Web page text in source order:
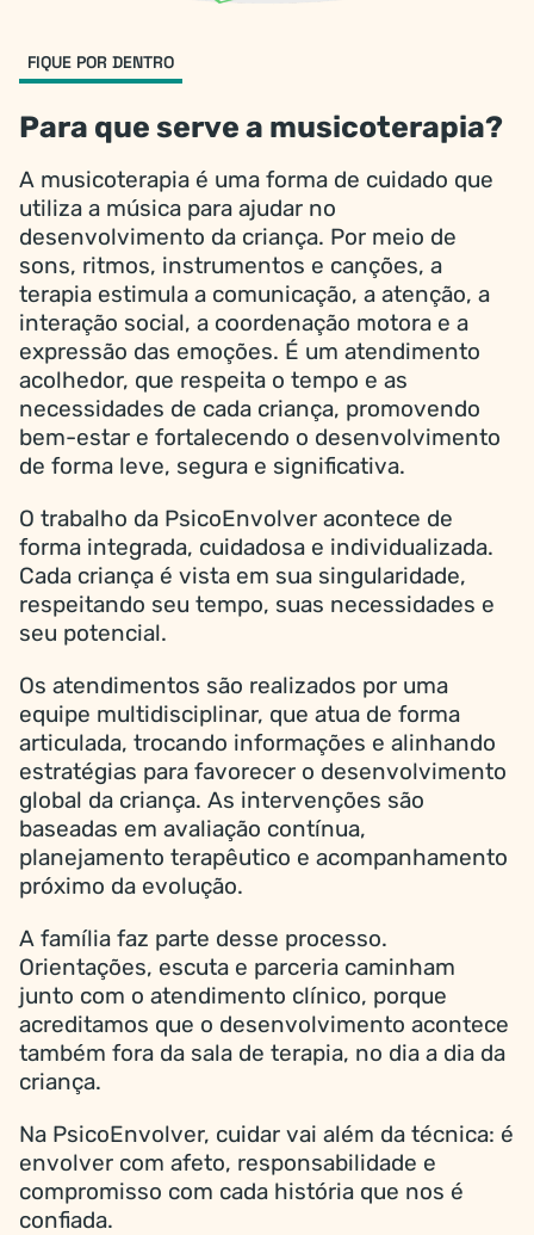
FIQUE POR DENTRO
Para que serve a musicoterapia?
A musicoterapia é uma forma de cuidado que
utiliza a música para ajudar no
desenvolvimento da criança. Por meio de
sons, ritmos, instrumentos e canções, a
terapia estimula a comunicação, a atenção, a
interação social, a coordenação motora e a
expressão das emoções. É um atendimento
acolhedor, que respeita o tempo e as
necessidades de cada criança, promovendo
bem-estar e fortalecendo o desenvolvimento
de forma leve, segura e significativa.
O trabalho da PsicoEnvolver acontece de
forma integrada, cuidadosa e individualizada.
Cada criança é vista em sua singularidade,
respeitando seu tempo, suas necessidades e
seu potencial.
Os atendimentos são realizados por uma
equipe multidisciplinar, que atua de forma
articulada, trocando informações e alinhando
estratégias para favorecer o desenvolvimento
global da criança. As intervenções são
baseadas em avaliação contínua,
planejamento terapêutico e acompanhamento
próximo da evolução.
A família faz parte desse processo.
Orientações, escuta e parceria caminham
junto com o atendimento clínico, porque
acreditamos que o desenvolvimento acontece
também fora da sala de terapia, no dia a dia da
criança.
Na PsicoEnvolver, cuidar vai além da técnica: é
envolver com afeto, responsabilidade e
compromisso com cada história que nos é
confiada.